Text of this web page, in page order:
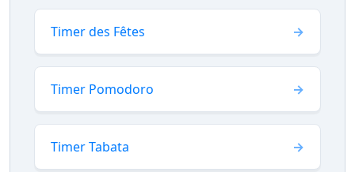
Timer des Fêtes
Timer Pomodoro
Timer Tabata